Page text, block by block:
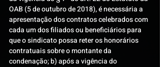
OAB (5 de outubro de 2018), é necessária a
apresentação dos contratos celebrados com
cada um dos filiados ou beneficiários para
que o sindicato possa reter os honorários
contratuais sobre o montante da
condenação; b) após a vigência do